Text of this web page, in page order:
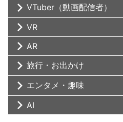
VTuber（動画配信者）
VR
AR
旅行・お出かけ
エンタメ・趣味
AI